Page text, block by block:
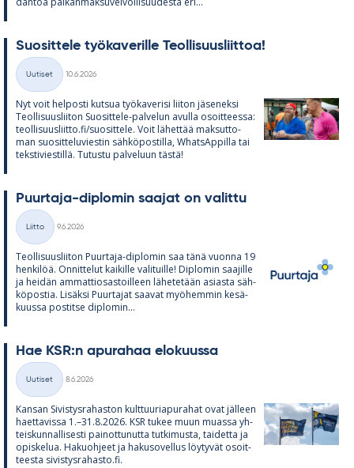
Suo­sit­tele työ­ka­ve­rille Teol­li­suus­liit­toa!
Kategoriat
Uutiset
10.6.2026
Nyt voit hel­posti kut­sua työ­ka­ve­risi lii­ton jä­se­neksi
Teol­li­suus­lii­ton Suo­sit­tele-pal­ve­lun avulla osoit­teessa:
teol­li­suus­liitto.fi/suo­sit­tele. Voit lä­het­tää mak­sut­to­
man suo­sit­te­lu­vies­tin säh­kö­pos­tilla, What­sAp­pilla tai
teks­ti­vies­tillä. Tu­tustu pal­ve­luun tästä!
Puur­taja-diplo­min saa­jat on va­littu
Kategoriat
Liitto
9.6.2026
Teol­li­suus­lii­ton Puur­taja-diplo­min saa tänä vuonna 19
hen­ki­löä. On­nit­te­lut kai­kille va­li­tuille! Diplo­min saa­jille
ja hei­dän am­mat­tio­sas­toil­leen lä­he­te­tään asiasta säh­
kö­pos­tia. Li­säksi Puur­ta­jat saa­vat myö­hem­min ke­sä­
kuussa pos­titse diplo­min...
Hae KSR:n apu­ra­haa elo­kuussa
Kategoriat
Uutiset
8.6.2026
Kan­san Si­vis­tys­ra­has­ton kult­tuu­ria­pu­ra­hat ovat jäl­leen
haet­ta­vissa 1.–31.8.2026. KSR tu­kee muun muassa yh­
teis­kun­nal­li­sesti pai­not­tu­nutta tut­ki­musta, tai­detta ja
opis­ke­lua. Ha­kuoh­jeet ja ha­kuso­vel­lus löy­ty­vät osoit­
teesta si­vis­tys­ra­hasto.fi.